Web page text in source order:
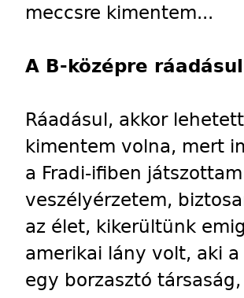
meccsre kimentem...
A B-középre
Ráadásul, akkor
kimentem volna, mert
a Fradi-ifiben
veszélyérzetem,
az élet, kikerültünk
amerikai lány volt, aki
egy borzasztó